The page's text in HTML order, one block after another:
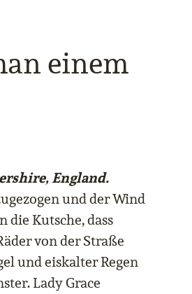
einem
England.
und der Wind
die Kutsche, dass
von der Straße
und eiskalter Regen
Lady Grace